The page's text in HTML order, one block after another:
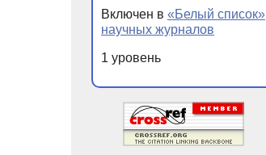
Включен в «Белый список»
научных журналов
1 уровень